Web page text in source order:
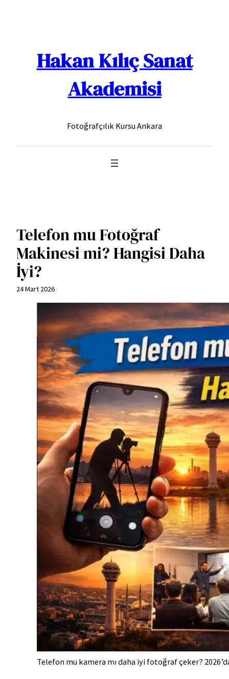
Hakan Kılıç Sanat
Akademisi
Fotoğrafçılık Kursu Ankara
Telefon mu Fotoğraf
Makinesi mi? Hangisi Daha
İyi?
24 Mart 2026
Telefon mu kamera mı daha iyi fotoğraf çeker?